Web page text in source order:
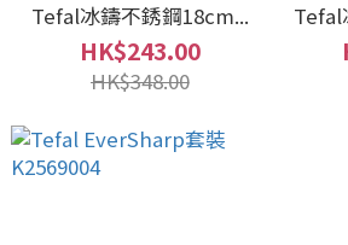
Tefal冰鑄不銹鋼18cm...
HK$243.00
HK$348.00
Tefal